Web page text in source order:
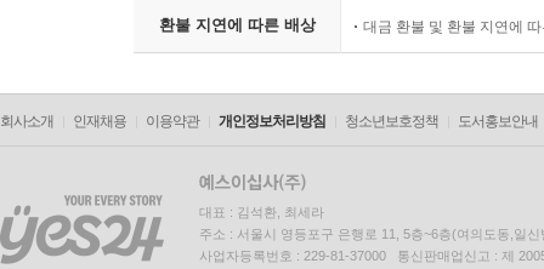
환불 지연에 따른 배상 대금 환불 및 환불 지연에
회사소개 인재채용 이용약관 개인정보처리방침 청소년보호정책 도서홍보안내
대표 : 김석환, 최세라
주소 : 서울시 영등포구 은행로 11, 5층~6층(여의도동,일신
사업자등록번호 : 229-81-37000 통신판매업신고 : 제